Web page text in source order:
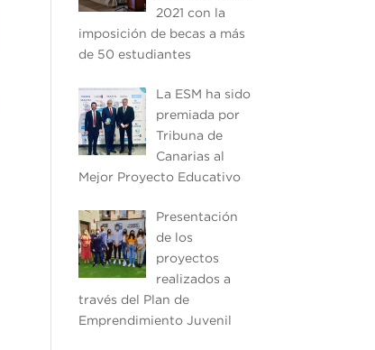
2021 con la
imposición de becas a más
de 50 estudiantes
La ESM ha sido
premiada por
Tribuna de
Canarias al
Mejor Proyecto Educativo
Presentación
de los
proyectos
realizados a
través del Plan de
Emprendimiento Juvenil